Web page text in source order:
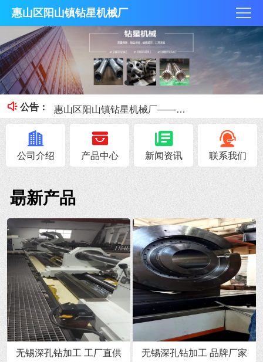
惠山区阳山镇钻星机械厂
公告：
钻星机械厂加工出拥有较好尺寸公差的深孔钻加工
惠山区阳山镇钻星机械厂为您讲解排屑槽进行排屑的数控深孔钻加工
深孔加工工艺的六大工艺特点简述
公司介绍 产品中心 新闻资讯 联系我们
朂新产品
无锡深孔钻加工 工厂直供 无锡深孔钻加工 品牌厂家